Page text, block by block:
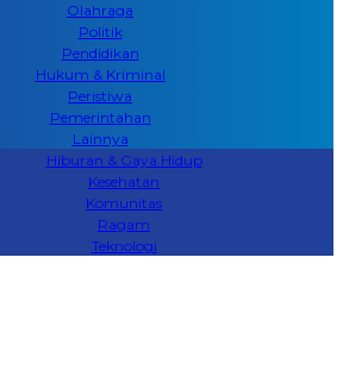
Olahraga
Politik
Pendidikan
Hukum & Kriminal
Peristiwa
Pemerintahan
Lainnya
Hiburan & Gaya Hidup
Kesehatan
Komunitas
Ragam
Teknologi